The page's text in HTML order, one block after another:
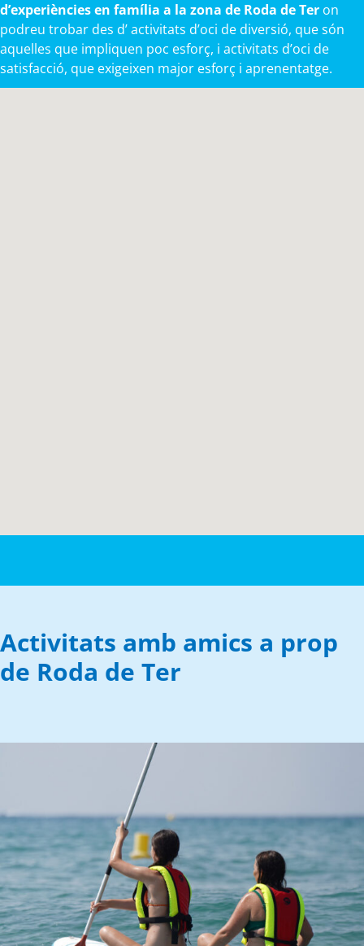
d’experiències en família a la zona de Roda de Ter on
podreu trobar des d’ activitats d’oci de diversió, que són
aquelles que impliquen poc esforç, i activitats d’oci de
satisfacció, que exigeixen major esforç i aprenentatge.
Activitats amb amics a prop
de Roda de Ter